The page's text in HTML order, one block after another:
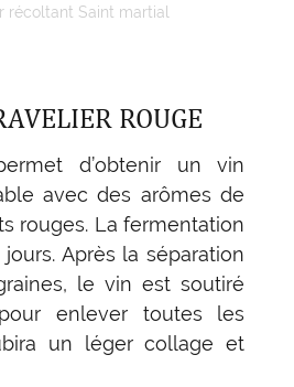
récoltant Saint martial
ROUGE
d’obtenir un vin
avec des arômes de
rouges. La fermentation
Après la séparation
le vin est soutiré
enlever toutes les
un léger collage et